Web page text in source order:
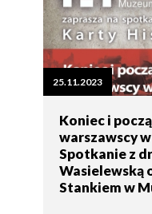
25.11.2023
Koniec i
warszawscy
Spotkanie z
Wasielewską
Stankiem w